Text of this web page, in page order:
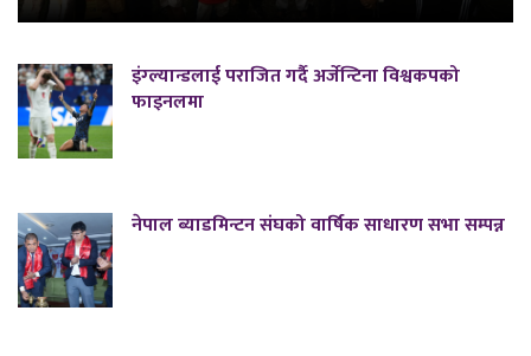
इंग्ल्यान्डलाई पराजित गर्दै अर्जेन्टिना विश्वकपको
फाइनलमा
नेपाल ब्याडमिन्टन संघको वार्षिक साधारण सभा सम्पन्न